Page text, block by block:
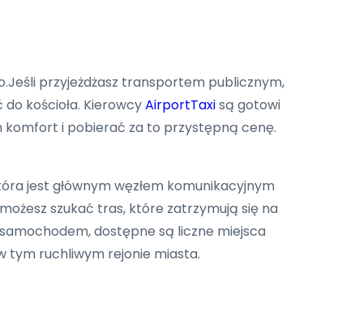
przyjeżdżasz transportem publicznym,
kościoła. KierowcyAirportTaxisą gotowi
komfort i pobierać za to przystępną cenę.
jest głównym węzłem komunikacyjnym
szukać tras, które zatrzymują się na
dostępne są liczne miejsca
tym ruchliwym rejonie miasta.